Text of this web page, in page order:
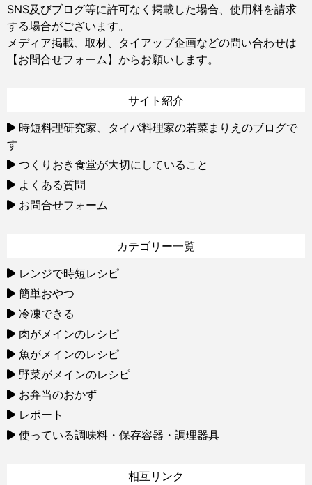
SNS及びブログ等に許可なく掲載した場合、使用料を請求
する場合がございます。
メディア掲載、取材、タイアップ企画などの問い合わせは
【お問合せフォーム】 からお願いします。
サイト紹介
時短料理研究家、タイパ料理家の若菜まりえのブログで
す
つくりおき食堂が大切にしていること
よくある質問
お問合せフォーム
カテゴリー一覧
レンジで時短レシピ
簡単おやつ
冷凍できる
肉がメインのレシピ
魚がメインのレシピ
野菜がメインのレシピ
お弁当のおかず
レポート
使っている調味料・保存容器・調理器具
相互リンク